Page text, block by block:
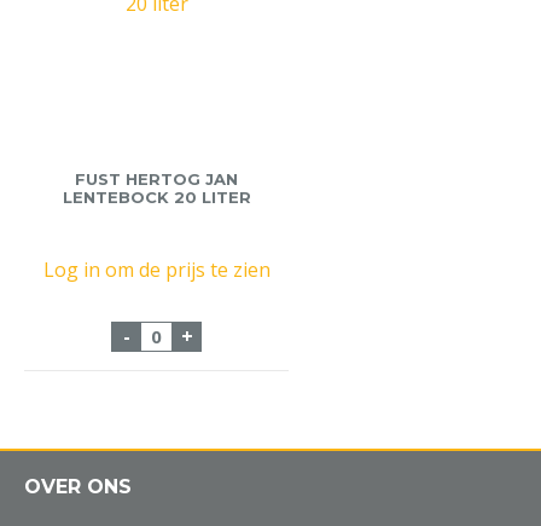
FUST HERTOG JAN
LENTEBOCK 20 LITER
Log in om de prijs te zien
- Fust Hertog Jan Lentebock 20 liter aantal
+
OVER ONS